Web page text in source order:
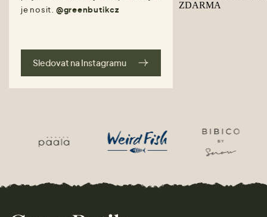
je nosit. @greenbutikcz
Sledovat na Instagramu